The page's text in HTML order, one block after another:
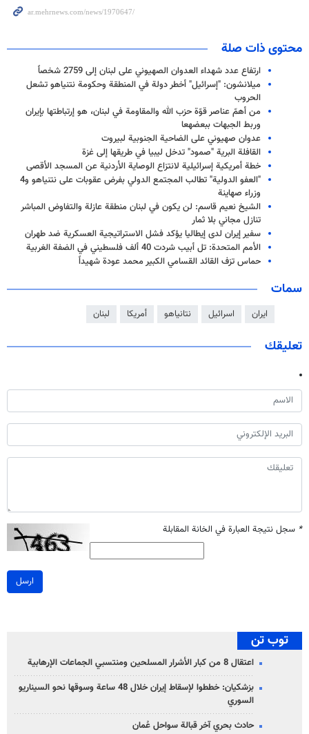
محتوى ذات صلة
ارتفاع عدد شهداء العدوان الصهيوني على لبنان إلى 2759 شخصاً
ميلانشون: "إسرائيل" أخطر دولة في المنطقة وحكومة نتنياهو تشعل
الحروب
من أهمّ عناصر قوّة حزب الله والمقاومة في لبنان، هو إرتباطتها بإيران
وربط الجبهات ببعضهعا
عدوان صهيوني على الضاحية الجنوبية لبيروت
القافلة البرية "صمود" تدخل ليبيا في طريقها إلى غزة
خطة أمريكية إسرائيلية لانتزاع الوصاية الأردنية عن المسجد الأقصى
"العفو الدولية" تطالب المجتمع الدولي بفرض عقوبات على نتنياهو و4
وزراء صهاينة
الشيخ نعيم قاسم: لن يكون في لبنان منطقة عازلة والتفاوض المباشر
تنازل مجاني بلا ثمار
سفير إيران لدى إيطاليا يؤكد فشل الاستراتيجية العسكرية ضد طهران
الأمم المتحدة: تل أبيب شردت 40 ألف فلسطيني في الضفة الغربية
حماس تزف القائد القسامي الكبير محمد عودة شهيداً
سمات
ايران اسرائيل نتانياهو أمريكا لبنان
تعليقك
* سجل نتيجة العبارة في الخانة المقابلة
ارسل
توب تن
اعتقال 8 من كبار الأشرار المسلحين ومنتسبي الجماعات الإرهابية
بزشكيان: خططوا لإسقاط إيران خلال 48 ساعة وسوقها نحو السيناريو
السوري
حادث بحري آخر قبالة سواحل عُمان